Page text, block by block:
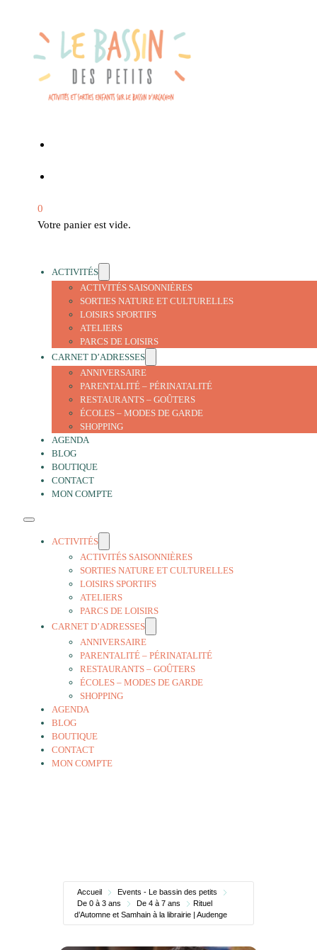
0
Votre panier est vide.
ACTIVITÉS
ACTIVITÉS SAISONNIÈRES
SORTIES NATURE ET CULTURELLES
LOISIRS SPORTIFS
ATELIERS
PARCS DE LOISIRS
CARNET D’ADRESSES
ANNIVERSAIRE
PARENTALITÉ – PÉRINATALITÉ
RESTAURANTS – GOÛTERS
ÉCOLES – MODES DE GARDE
SHOPPING
AGENDA
BLOG
BOUTIQUE
CONTACT
MON COMPTE
ACTIVITÉS
ACTIVITÉS SAISONNIÈRES
SORTIES NATURE ET CULTURELLES
LOISIRS SPORTIFS
ATELIERS
PARCS DE LOISIRS
CARNET D’ADRESSES
ANNIVERSAIRE
PARENTALITÉ – PÉRINATALITÉ
RESTAURANTS – GOÛTERS
ÉCOLES – MODES DE GARDE
SHOPPING
AGENDA
BLOG
BOUTIQUE
CONTACT
MON COMPTE
Accueil
Events - Le bassin des petits
De 0 à 3 ans
De 4 à 7 ans
Rituel
d’Automne et Samhain à la librairie | Audenge